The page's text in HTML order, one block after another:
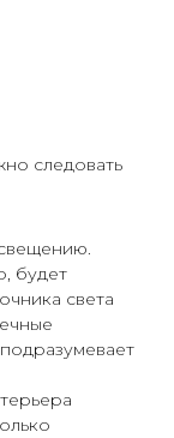
следовать
будет
света